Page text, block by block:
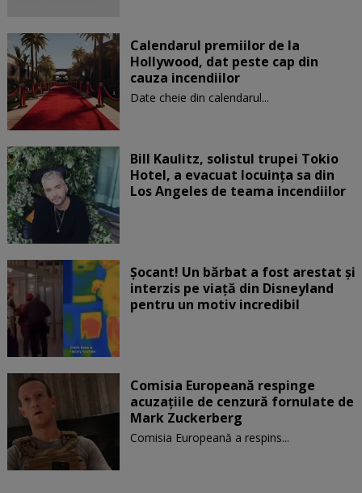
Calendarul premiilor de la
Hollywood, dat peste cap din
cauza incendiilor
Date cheie din calendarul...
Bill Kaulitz, solistul trupei Tokio
Hotel, a evacuat locuinţa sa din
Los Angeles de teama incendiilor
Șocant! Un bărbat a fost arestat și
interzis pe viață din Disneyland
pentru un motiv incredibil
Comisia Europeană respinge
acuzaţiile de cenzură fornulate de
Mark Zuckerberg
Comisia Europeană a respins...